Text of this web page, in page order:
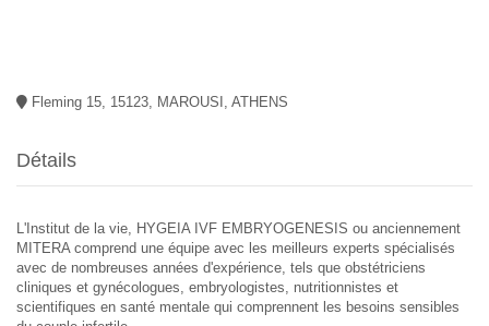
Fleming 15, 15123, MAROUSI, ATHENS
Détails
L'Institut de la vie, HYGEIA IVF EMBRYOGENESIS ou anciennement
MITERA comprend une équipe avec les meilleurs experts spécialisés
avec de nombreuses années d'expérience, tels que obstétriciens
cliniques et gynécologues, embryologistes, nutritionnistes et
scientifiques en santé mentale qui comprennent les besoins sensibles